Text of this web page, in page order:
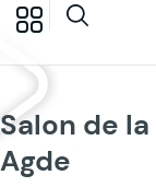
Salon de
Agde